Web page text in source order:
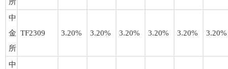
中
金
所
TF2309 3.20% 3.20% 3.20% 3.20% 3.20% 3.20%
中